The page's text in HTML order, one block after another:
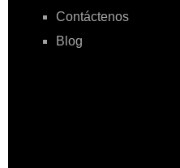
Contáctenos
Blog